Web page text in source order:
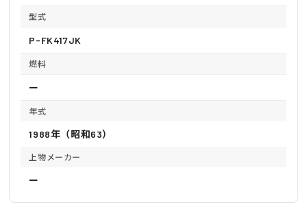
型式
P-FK417JK
燃料
ー
年式
1988年（昭和63）
上物メーカー
ー